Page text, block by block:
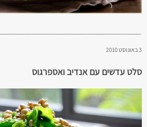
3 באוגוסט 2010
סלט עדשים עם אנדיב ואספרגוס